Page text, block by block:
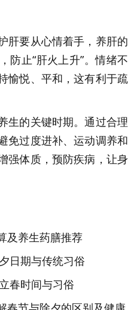
肝要从心情着手，养肝的
防止“肝火上升”。情绪不
愉悦、平和，这有利于疏
生的关键时期。通过合理
免过度进补、运动调养和
强体质，预防疾病，让身
及养生药膳推荐
日期与传统习俗
春时间与习俗